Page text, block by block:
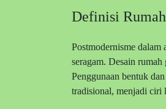
Definisi
Postmodernisme dalam
seragam. Desain
Penggunaan bentuk
tradisional, menjadi ciri